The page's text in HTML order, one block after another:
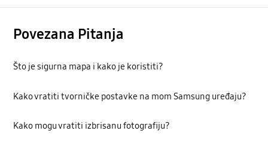
Povezana Pitanja
Što je sigurna mapa i kako je koristiti?
Kako vratiti tvorničke postavke na mom Samsung uređaju?
Kako mogu vratiti izbrisanu fotografiju?